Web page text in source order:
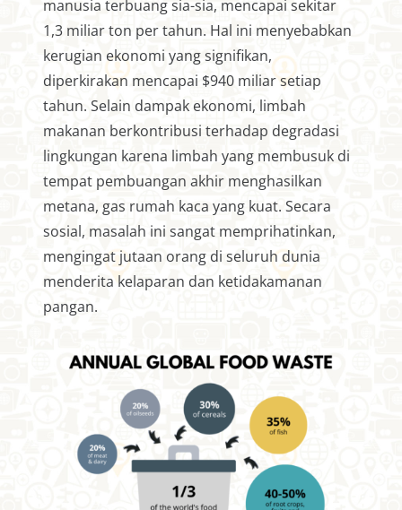
manusia terbuang sia-sia, mencapai sekitar
1,3 miliar ton per tahun. Hal ini menyebabkan
kerugian ekonomi yang signifikan,
diperkirakan mencapai $940 miliar setiap
tahun. Selain dampak ekonomi, limbah
makanan berkontribusi terhadap degradasi
lingkungan karena limbah yang membusuk di
tempat pembuangan akhir menghasilkan
metana, gas rumah kaca yang kuat. Secara
sosial, masalah ini sangat memprihatinkan,
mengingat jutaan orang di seluruh dunia
menderita kelaparan dan ketidakamanan
pangan.